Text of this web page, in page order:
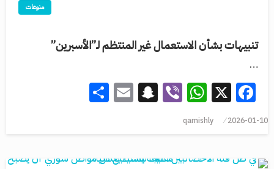
منوعات
تنبيهات بشأن الاستعمال غير المنتظم لـ”الأسبرين”
…
Facebook
X
WhatsApp
Viber
Snapchat
Email
2026-01-10
qamishly